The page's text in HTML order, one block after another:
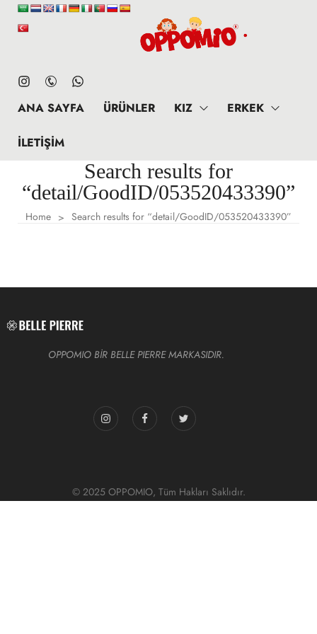
ANA SAYFA ÜRÜNLER KIZ ERKEK
İLETIŞIM
Search results for
“detail/GoodID/053520433390”
Home > Search results for “detail/GoodID/053520433390”
OPPOMIO BİR BELLE PIERRE MARKASIDIR.
© 2025 OPPOMIO, Tüm Hakları Saklıdır.